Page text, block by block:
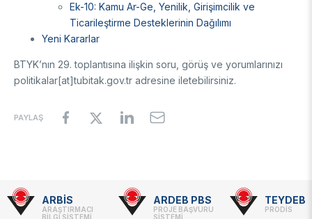
Ek-10: Kamu Ar-Ge, Yenilik, Girişimcilik ve
Ticarileştirme Desteklerinin Dağılımı
Yeni Kararlar
BTYK’nın 29. toplantısına ilişkin soru, görüş ve yorumlarınızı
politikalar[at]tubitak.gov.tr adresine iletebilirsiniz.
PAYLAŞ
Footer
ARBİS
ARAŞTIRMACI
BİLGİ SİSTEMİ
ARDEB PBS
PROJE BAŞVURU
SİSTEMİ
TEYDEB
PRODİS